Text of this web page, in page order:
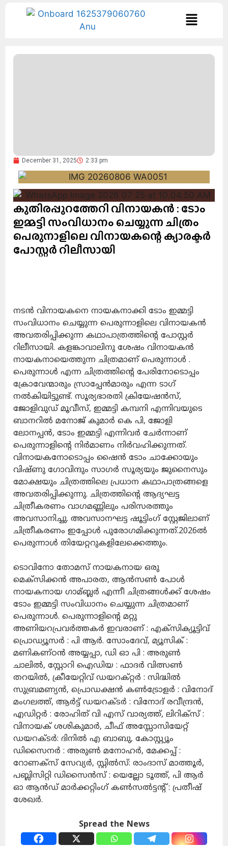
December 31, 2025 2:33 pm
കുതിരപ്പുറത്തേറി വിനായകൻ : ടോം
ഇമ്മട്ടി സംവിധാനം ചെയ്യുന്ന ചിത്രം
പെരുനാളിലെ വിനായകന്റെ ക്യാരക്ടർ
പോസ്റ്റർ റിലീസായി
നടന്‍ വിനായകനെ നായകനാക്കി ടോം ഇമ്മട്ടി
സംവിധാനം ചെയ്യുന്ന പെരുന്നാളിലെ വിനായകൻ
അവതരിപ്പിക്കുന്ന കഥാപാത്രത്തിന്റെ പോസ്റ്റര്‍
റിലീസായി. കളങ്കാവാലിനു ശേഷം വിനായകൻ
നായകനായെത്തുന്ന ചിത്രമാണ് പെരുന്നാൾ .
പെരുന്നാൾ എന്ന ചിത്രത്തിന്റെ പേരിനോടൊപ്പം
ക്രോവേന്മാരും സ്രാപ്പേന്‍മാരും എന്ന ടാഗ്
നല്‍കിയിട്ടുണ്ട്. സൂര്യഭാരതി ക്രിയേഷന്‍സ്,
ജോളിവുഡ് മൂവീസ്, ഇമ്മട്ടി കമ്പനി എന്നിവയുടെ
ബാനറില്‍ മനോജ് കുമാര്‍ കെ പി, ജോളി
ലോനപ്പന്‍, ടോം ഇമ്മട്ടി എന്നിവര്‍ ചേര്‍ന്നാണ്
പെരുന്നാളിന്റെ നിര്‍മാണം നിര്‍വഹിക്കുന്നത്.
വിനായകനോടൊപ്പം ഷൈന്‍ ടോം ചാക്കോയും
വിഷ്ണു ഗോവിന്ദും സാഗർ സൂര്യയും ജുനൈസും
മോക്ഷയും ചിത്രത്തിലെ പ്രധാന കഥാപാത്രങ്ങളെ
അവതരിപ്പിക്കുന്നു. ചിത്രത്തിന്റെ ആദ്യഘട്ട
ചിത്രീകരണം വാഗമണ്ണിലും പരിസരത്തും
അവസാനിച്ചു. അവസാനഘട്ട ഷൂട്ടിംഗ് സ്റ്റേജിലാണ്
ചിത്രീകരണം ഇപ്പോൾ പുരോഗമിക്കുന്നത്.2026ൽ
പെരുന്നാൾ തിയേറ്ററുകളിലേക്കെത്തും.
ടൊവിനോ തോമസ് നായകനായ ഒരു
മെക്‌സിക്കന്‍ അപാരത, ആന്‍സണ്‍ പോള്‍
നായകനായ ഗാമ്ബ്ലര്‍ എന്നീ ചിത്രങ്ങള്‍ക്ക് ശേഷം
ടോം ഇമ്മട്ടി സംവിധാനം ചെയ്യുന്ന ചിത്രമാണ്
പെരുന്നാള്‍. പെരുന്നാളിന്റെ മറ്റു
അണിയറപ്രവര്‍ത്തകര്‍ ഇവരാണ് : എക്‌സിക്യൂട്ടിവ്
പ്രൊഡ്യൂസര്‍ : പി ആര്‍. സോംദേവ്, മ്യൂസിക് :
മണികണ്ഠന്‍ അയ്യപ്പാ, ഡി ഓ പി : അരുണ്‍
ചാലില്‍, സ്റ്റോറി ഐഡിയ : ഫാദര്‍ വിത്സണ്‍
തറയില്‍, ക്രീയേറ്റിവ് ഡയറക്റ്റര്‍ : സിദ്ധില്‍
സുബ്രമണ്യന്‍, പ്രൊഡക്ഷന്‍ കണ്‍ട്രോളര്‍ : വിനോദ്
മംഗലത്ത്, ആര്‍ട്ട് ഡയറക്ടര്‍ : വിനോദ് രവീന്ദ്രന്‍,
എഡിറ്റര്‍ : രോഹിത് വി എസ് വാര്യത്ത്, ലിറിക്‌സ് :
വിനായക് ശശികുമാര്‍, ചീഫ് അസ്സോസിയേറ്റ്
ഡയറക്ടര്‍: ദിനില്‍ എ ബാബു, കോസ്റ്റ്യൂം
ഡിസൈനര്‍ : അരുണ്‍ മനോഹര്‍, മേക്കപ്പ് :
റോണക്‌സ് സേവ്യര്‍, സ്റ്റില്‍സ്: രാംദാസ് മാത്തൂര്‍,
പബ്ലിസിറ്റി ഡിസൈന്‍സ് : യെല്ലോ ടൂത്ത്, പി ആര്‍
ഓ ആന്‍ഡ് മാര്‍ക്കറ്റിംഗ് കണ്‍സല്‍ട്ടന്റ് : പ്രതീഷ്
ശേഖര്‍.
Spread the News